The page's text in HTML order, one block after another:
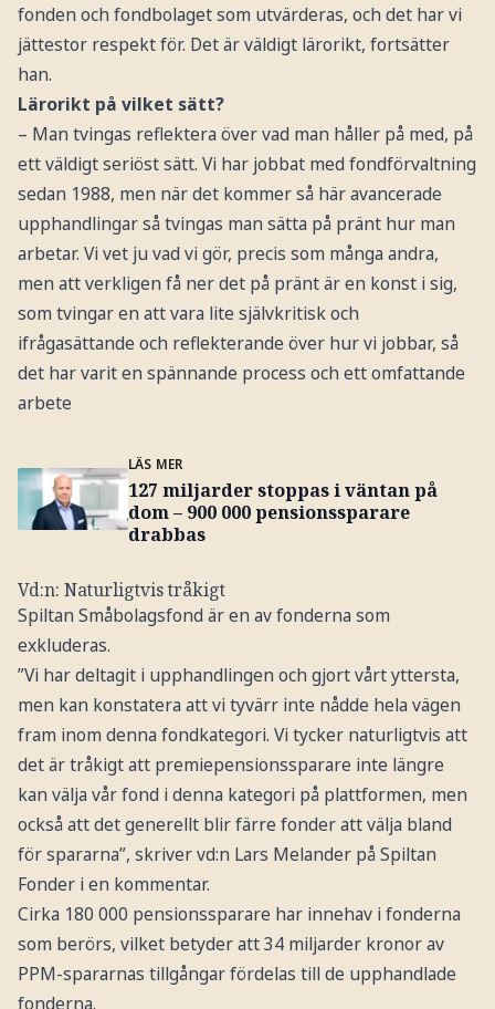
fonden och fondbolaget som utvärderas, och det har vi
jättestor respekt för. Det är väldigt lärorikt, fortsätter
han.
Lärorikt på vilket sätt?
– Man tvingas reflektera över vad man håller på med, på
ett väldigt seriöst sätt. Vi har jobbat med fondförvaltning
sedan 1988, men när det kommer så här avancerade
upphandlingar så tvingas man sätta på pränt hur man
arbetar. Vi vet ju vad vi gör, precis som många andra,
men att verkligen få ner det på pränt är en konst i sig,
som tvingar en att vara lite självkritisk och
ifrågasättande och reflekterande över hur vi jobbar, så
det har varit en spännande process och ett omfattande
arbete
LÄS MER
127 miljarder stoppas i väntan på
dom – 900 000 pensionssparare
drabbas
Vd:n: Naturligtvis tråkigt
Spiltan Småbolagsfond är en av fonderna som
exkluderas.
”Vi har deltagit i upphandlingen och gjort vårt yttersta,
men kan konstatera att vi tyvärr inte nådde hela vägen
fram inom denna fondkategori. Vi tycker naturligtvis att
det är tråkigt att premiepensionssparare inte längre
kan välja vår fond i denna kategori på plattformen, men
också att det generellt blir färre fonder att välja bland
för spararna”, skriver vd:n Lars Melander på Spiltan
Fonder i en kommentar.
Cirka 180 000 pensionssparare har innehav i fonderna
som berörs, vilket betyder att 34 miljarder kronor av
PPM-spararnas tillgångar fördelas till de upphandlade
fonderna.